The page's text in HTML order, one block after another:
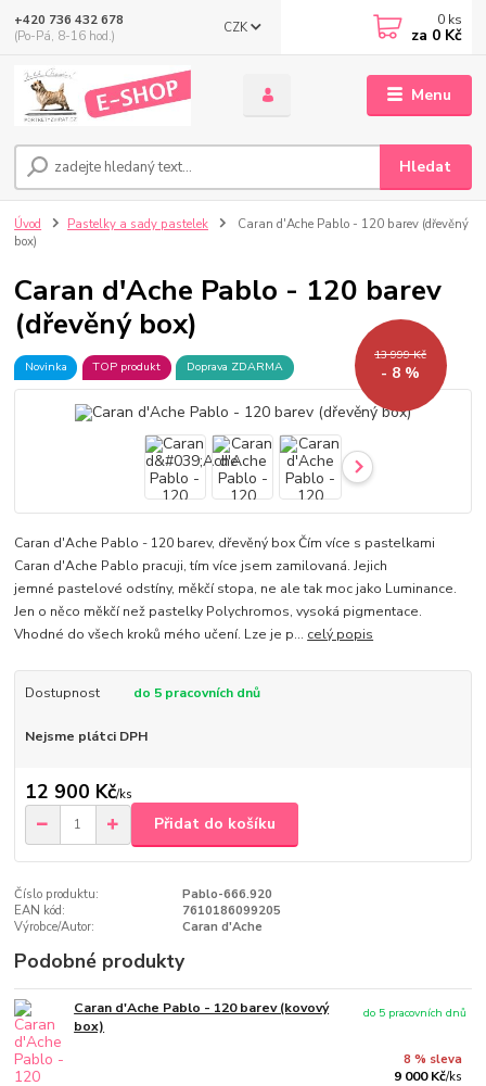
Menu
CZK
Hledat
+420 736 432 678
(Po-Pá, 8-16 hod.)
0 ks
za 0 Kč
Úvod Pastelky a sady pastelek
Caran d'Ache Pablo - 120 barev (dřevěný
box)
Caran d'Ache Pablo - 120 barev
(dřevěný box)
Novinka TOP produkt Doprava ZDARMA
13 999 Kč
- 8 %
Caran d'Ache Pablo - 120 barev, dřevěný box Čím více s pastelkami
Caran d'Ache Pablo pracuji, tím více jsem zamilovaná. Jejich
jemné pastelové odstíny, měkčí stopa, ne ale tak moc jako Luminance.
Jen o něco měkčí než pastelky Polychromos, vysoká pigmentace.
Vhodné do všech kroků mého učení. Lze je p... celý popis
Dostupnost do 5 pracovních dnů
Nejsme plátci DPH
12 900 Kč/ks
Přidat do košíku
Číslo produktu:
Pablo-666.920
EAN kód:
7610186099205
Výrobce/Autor:
Caran d'Ache
Podobné produkty
Caran d'Ache Pablo - 120 barev (kovový
box)
8 % sleva
9 000 Kč/ks
do 5 pracovních dnů